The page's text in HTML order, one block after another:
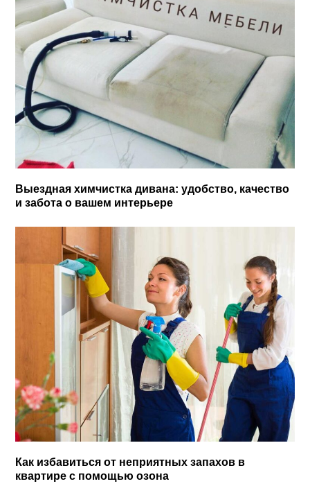
Выездная химчистка дивана: удобство, качество
и забота о вашем интерьере
Как избавиться от неприятных запахов в
квартире с помощью озона